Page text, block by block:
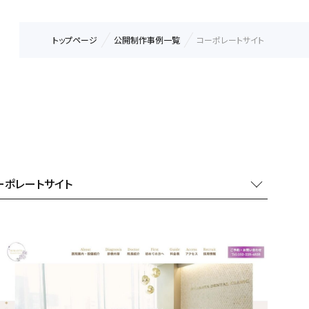
トップページ 公開制作事例一覧 コーポレートサイト
ポレートサイト